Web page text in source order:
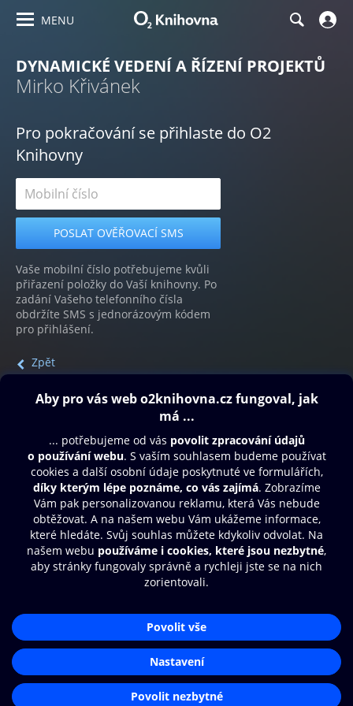
MENU
DYNAMICKÉ VEDENÍ A ŘÍZENÍ PROJEKTŮ
Mirko Křivánek
Pro pokračování se přihlaste do O2
Knihovny
Vaše mobilní číslo potřebujeme kvůli
přiřazení položky do Vaší knihovny. Po
zadání Vašeho telefonního čísla
obdržíte SMS s jednorázovým kódem
pro přihlášení.
Zpět
Obsah ke stažení
Moje O2 Knihovna
Další zábava
© O2 Czech Republic a.s.
Přístupnost
Zásady zpracování osobních údajů
Nastavení cookies
Aplikace O2 Knihovna
Čti a poslouchej své e-knihy a
audioknihy rychleji a pohodlněji.